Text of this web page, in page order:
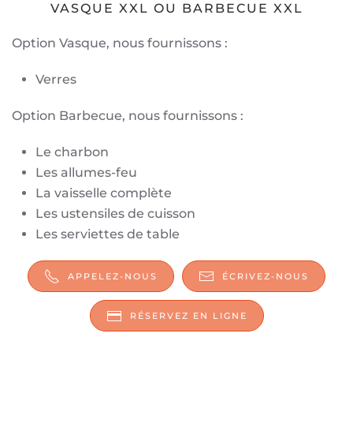
VASQUE XXL OU BARBECUE XXL
Option Vasque, nous fournissons :
Verres
Option Barbecue, nous fournissons :
Le charbon
Les allumes-feu
La vaisselle complète
Les ustensiles de cuisson
Les serviettes de table
APPELEZ-NOUS ÉCRIVEZ-NOUS
RÉSERVEZ EN LIGNE